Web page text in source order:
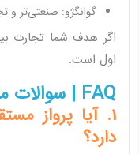
گوانگژو: صنعتی‌تر و
اگر هدف شما تجارت
اول است.
FAQ | سوالات متداول
1. آیا پرواز
دارد؟